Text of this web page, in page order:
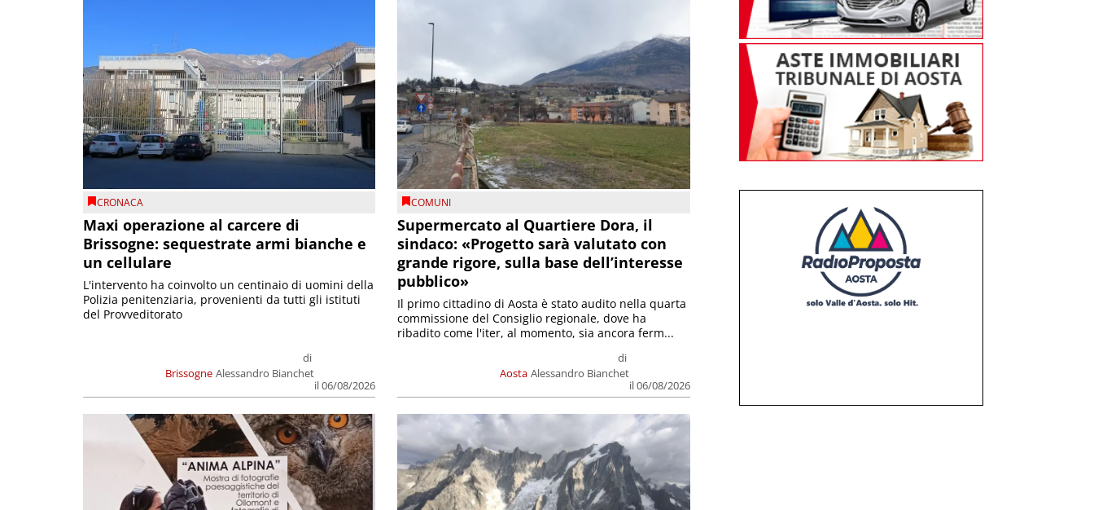
CRONACA
Maxi operazione al carcere di
Brissogne: sequestrate armi bianche e
un cellulare
Brissogne
di
Alessandro Bianchet
il 06/08/2026
L'intervento ha coinvolto un centinaio di uomini della
Polizia penitenziaria, provenienti da tutti gli istituti
del Provveditorato
COMUNI
Supermercato al Quartiere Dora, il
sindaco: «Progetto sarà valutato con
grande rigore, sulla base dell’interesse
pubblico»
Aosta
di
Alessandro Bianchet
il 06/08/2026
Il primo cittadino di Aosta è stato audito nella quarta
commissione del Consiglio regionale, dove ha
ribadito come l'iter, al momento, sia ancora ferm...